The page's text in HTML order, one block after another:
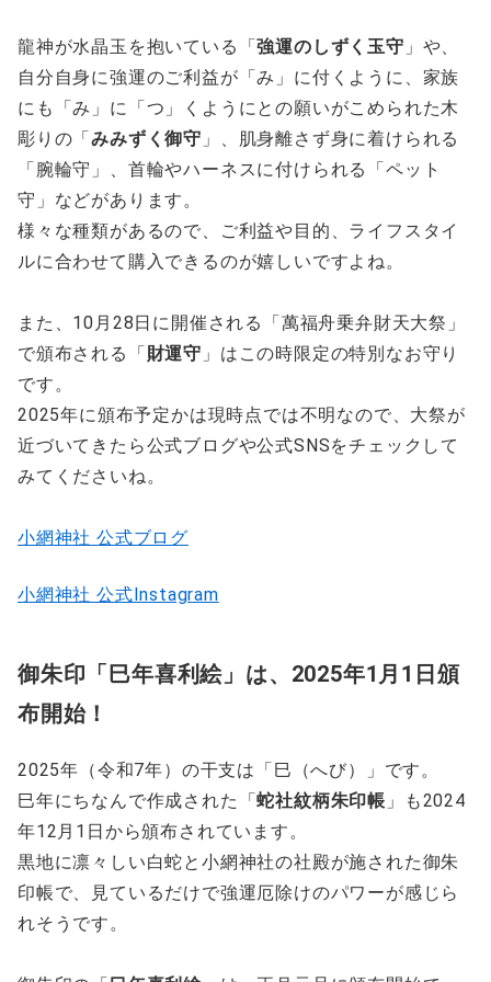
龍神が水晶玉を抱いている「強運のしずく玉守 」や、
自分自身に強運のご利益が「み」に付くように、家族
にも「み」に「つ」くようにとの願いがこめられた木
彫りの「みみずく御守 」、肌身離さず身に着けられる
「腕輪守」、首輪やハーネスに付けられる「ペット
守」などがあります。
様々な種類があるので、ご利益や目的、ライフスタイ
ルに合わせて購入できるのが嬉しいですよね。
また、10月28日に開催される「萬福舟乗弁財天大祭」
で頒布される「財運守 」はこの時限定の特別なお守り
です。
2025年に頒布予定かは現時点では不明なので、大祭が
近づいてきたら公式ブログや公式SNSをチェックして
みてくださいね。
小網神社 公式ブログ
小網神社 公式Instagram
御朱印「巳年喜利絵」は、2025年1月1日頒
布開始！
2025年（令和7年）の干支は「巳（へび）」です。
巳年にちなんで作成された「蛇社紋柄朱印帳 」も2024
年12月1日から頒布されています。
黒地に凛々しい白蛇と小網神社の社殿が施された御朱
印帳で、見ているだけで強運厄除けのパワーが感じら
れそうです。